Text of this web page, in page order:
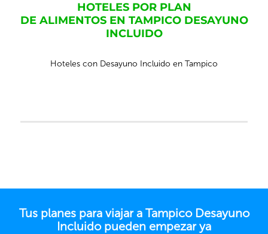
HOTELES POR PLAN
DE ALIMENTOS EN TAMPICO DESAYUNO
INCLUIDO
Hoteles con Desayuno Incluido en Tampico
Tus planes para viajar a Tampico Desayuno
Incluido pueden empezar ya